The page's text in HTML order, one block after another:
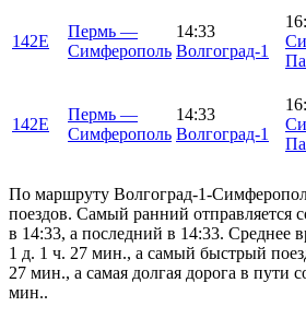
142Е
Пермь —
Симферополь
14:33
Волгоград-1
142Е
Пермь —
Симферополь
14:33
Волгоград-1
По маршруту Волгоград-1-
поездов. Самый ранний отправляется
в 14:33, а последний в 14:33. Среднее
1 д. 1 ч. 27 мин., а самый быстрый
27 мин., а самая долгая дорога в пути
мин..